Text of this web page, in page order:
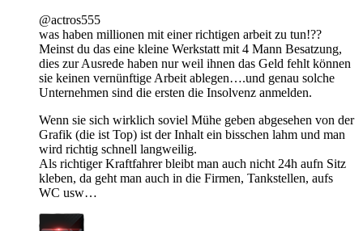
@actros555
was haben millionen mit einer richtigen arbeit zu tun!??
Meinst du das eine kleine Werkstatt mit 4 Mann Besatzung,
dies zur Ausrede haben nur weil ihnen das Geld fehlt können
sie keinen vernünftige Arbeit ablegen….und genau solche
Unternehmen sind die ersten die Insolvenz anmelden.
Wenn sie sich wirklich soviel Mühe geben abgesehen von der
Grafik (die ist Top) ist der Inhalt ein bisschen lahm und man
wird richtig schnell langweilig.
Als richtiger Kraftfahrer bleibt man auch nicht 24h aufn Sitz
kleben, da geht man auch in die Firmen, Tankstellen, aufs
WC usw…